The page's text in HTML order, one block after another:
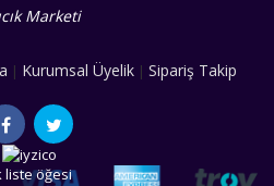
Marketi
| Kurumsal Üyelik| Sipariş Takip
liste öğesi